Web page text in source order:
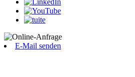
E-Mail senden